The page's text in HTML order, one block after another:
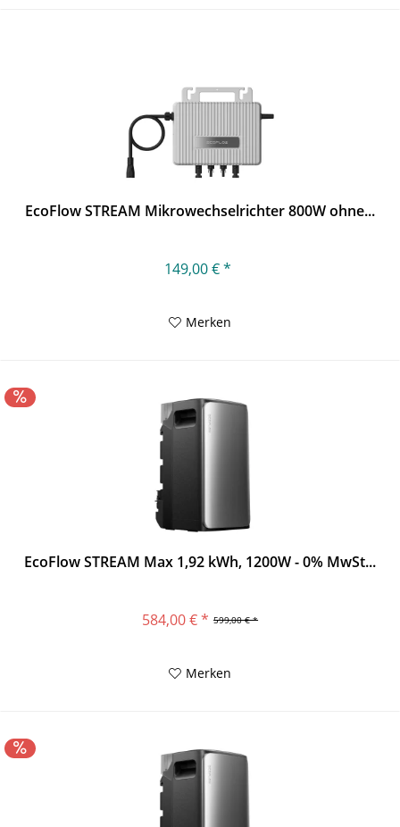
EcoFlow STREAM Mikrowechselrichter 800W ohne...
149,00 € *
Merken
EcoFlow STREAM Max 1,92 kWh, 1200W - 0% MwSt...
599,00 € *
584,00 € *
Merken